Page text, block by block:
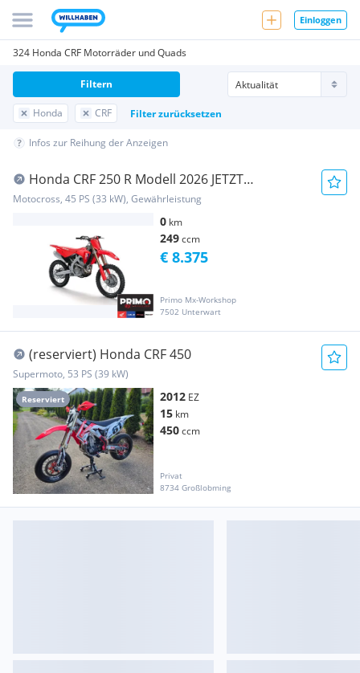
Einloggen
324 Honda CRF Motorräder und Quads
Honda CRF Filter zurücksetzen
Filtern
Infos zur Reihung der Anzeigen
Honda CRF 250 R Modell 2026 JETZT
AKTIONSPREIS!!!!!!
Motocross, 45 PS (33 kW), Gewährleistung
0 km
249ccm
Primo Mx-Workshop
7502 Unterwart
€ 8.375
Reserviert
(reserviert) Honda CRF 450
Supermoto, 53 PS (39 kW)
2012 EZ
15 km
450ccm
Privat
8734 Großlobming